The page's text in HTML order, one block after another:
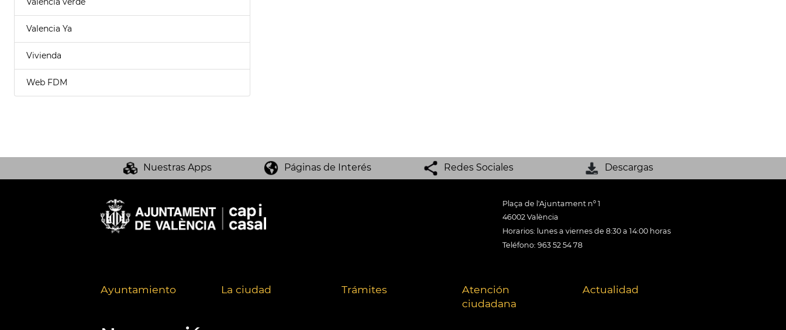
Valencia Ya
Vivienda
Web FDM
Nuestras Apps Páginas de Interés Redes Sociales Descargas
Plaça de l'Ajuntament nº 1
46002 València
Horarios: lunes a viernes de 8:30 a 14:00 horas
Teléfono: 963 52 54 78
Ayuntamiento La ciudad Trámites
Atención
ciudadana
Actualidad